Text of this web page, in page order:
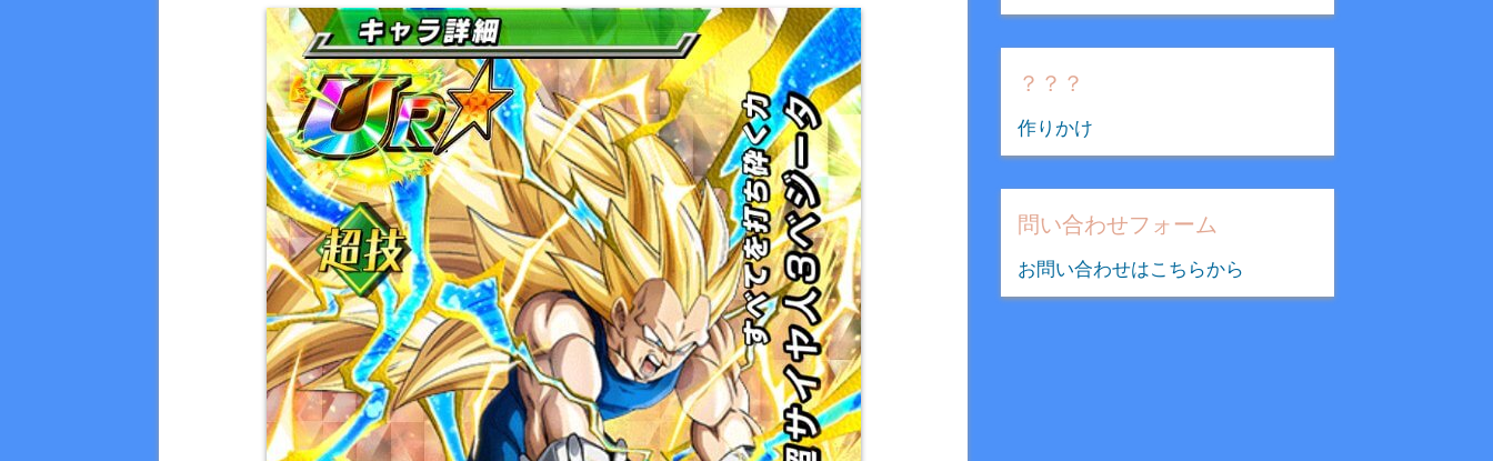
テ
ゴ
リ
？？？
作りかけ
問い合わせフォーム
お問い合わせはこちらから